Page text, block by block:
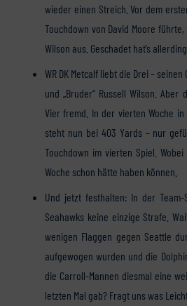
wieder einen Streich. Vor dem
Touchdown von David Moore
Wilson aus. Geschadet hat’s
WR DK Metcalf liebt die Drei –
und „Bruder“ Russell Wilson.
Vier fremd. In der vierten Woche
steht nun bei 403 Yards – nur
Touchdown im vierten Spiel.
Woche schon hätte haben können.
Und jetzt festhalten: In der
Seahawks keine einzige Strafe.
wenigen Flaggen gegen Seattle
aufgewogen wurden und die
die Carroll-Mannen diesmal eine
letzten Mal gab? Fragt uns was